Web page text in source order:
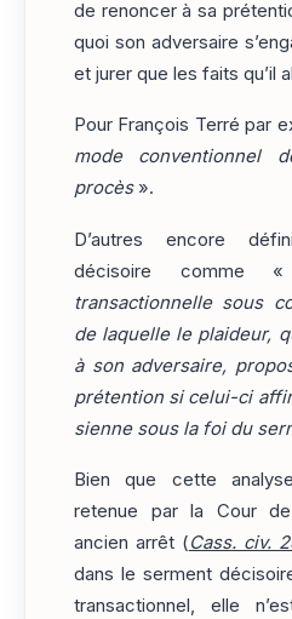
de renoncer à sa
quoi son adversaire
et jurer que les faits qu’il
Pour François Terré par
mode conventionnel
procès».
D’autres encore
décisoire comme
transactionnelle sous
de laquelle le plaideur,
à son adversaire,
prétention si celui-ci
sienne sous la foi du
Bien que cette
retenue par la Cour
ancien arrêt (Cass. civ.
dans le serment
transactionnel, elle